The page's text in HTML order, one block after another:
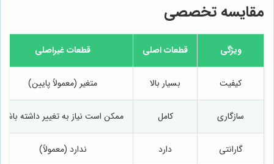
مقایسه تخصصی
ویژگی قطعات اصلی قطعات غیراصلی
کیفیت بسیار بالا متغیر (معمولاً پایین)
سازگاری کامل ممکن است نیاز به تغییر داشته باشد
گارانتی دارد ندارد (معمولاً)